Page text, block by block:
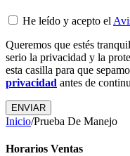
He leído y acepto el
Queremos que estés
serio la privacidad y la
esta casilla para que
privacidad antes de
ENVIAR
Inicio/Prueba De Manejo
Horarios Ventas